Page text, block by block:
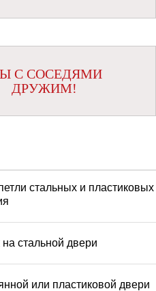
С СОСЕДЯМИ
ДРУЖИМ!
стальных и пластиковых
стальной двери
или пластиковой двери